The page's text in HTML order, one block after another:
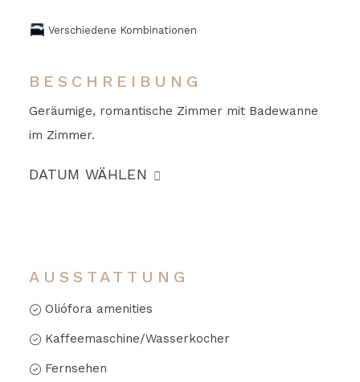
Verschiedene Kombinationen
BESCHREIBUNG
Geräumige, romantische Zimmer mit Badewanne
im Zimmer.
DATUM WÄHLEN
AUSSTATTUNG
Oliófora amenities
Kaffeemaschine/Wasserkocher
Fernsehen